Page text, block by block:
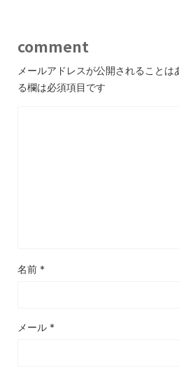
comment
メールアドレスが公開されることは
る欄は必須項目です
名前 *
メール *